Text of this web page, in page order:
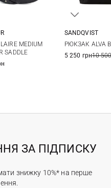
MEDIUM
SADDLE
SANDQVIST
РЮКЗАК ALVA
5 250 грн10
ЗА ПІДПИСКУ
знижку 10%* на перше